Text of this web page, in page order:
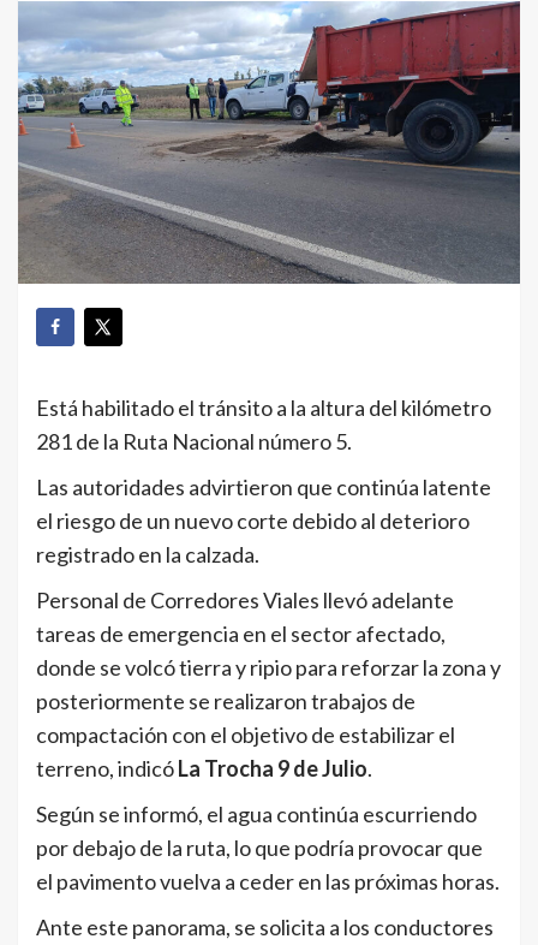
Está habilitado el tránsito a la altura del kilómetro
281 de la Ruta Nacional número 5.
Las autoridades advirtieron que continúa latente
el riesgo de un nuevo corte debido al deterioro
registrado en la calzada.
Personal de Corredores Viales llevó adelante
tareas de emergencia en el sector afectado,
donde se volcó tierra y ripio para reforzar la zona y
posteriormente se realizaron trabajos de
compactación con el objetivo de estabilizar el
terreno, indicóLa Trocha 9 de Julio.
Según se informó, el agua continúa escurriendo
por debajo de la ruta, lo que podría provocar que
el pavimento vuelva a ceder en las próximas horas.
Ante este panorama, se solicita a los conductores